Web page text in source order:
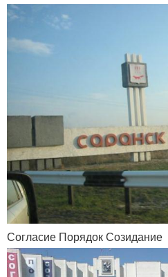
Согласие Порядок Созидание